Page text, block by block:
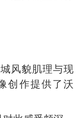
风貌肌理与现
创作提供了沃